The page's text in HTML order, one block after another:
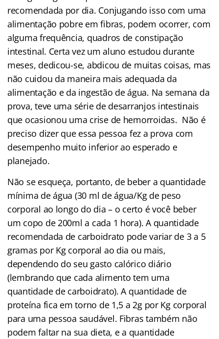
recomendada por dia. Conjugando isso com uma
alimentação pobre em fibras, podem ocorrer, com
alguma frequência, quadros de constipação
intestinal. Certa vez um aluno estudou durante
meses, dedicou-se, abdicou de muitas coisas, mas
não cuidou da maneira mais adequada da
alimentação e da ingestão de água. Na semana da
prova, teve uma série de desarranjos intestinais
que ocasionou uma crise de hemorroidas. Não é
preciso dizer que essa pessoa fez a prova com
desempenho muito inferior ao esperado e
planejado.
Não se esqueça, portanto, de beber a quantidade
mínima de água (30 ml de água/Kg de peso
corporal ao longo do dia – o certo é você beber
um copo de 200ml a cada 1 hora). A quantidade
recomendada de carboidrato pode variar de 3 a 5
gramas por Kg corporal ao dia ou mais,
dependendo do seu gasto calórico diário
(lembrando que cada alimento tem uma
quantidade de carboidrato). A quantidade de
proteína fica em torno de 1,5 a 2g por Kg corporal
para uma pessoa saudável. Fibras também não
podem faltar na sua dieta, e a quantidade